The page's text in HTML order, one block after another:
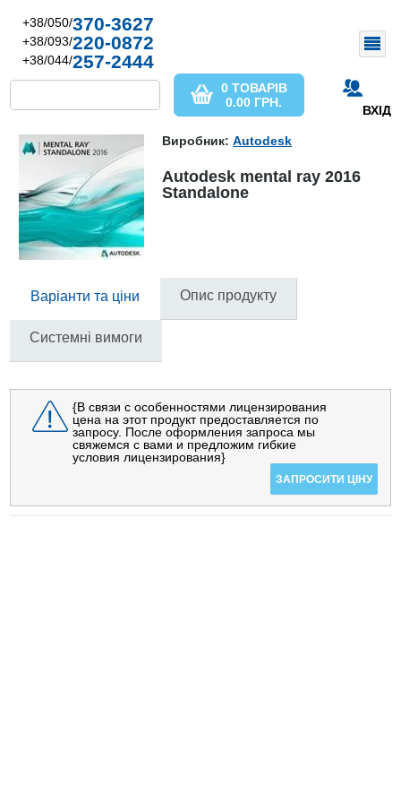
+38/050/370-3627
+38/093/220-0872
+38/044/257-2444
ВХІД
0 ТОВАРІВ
0.00 ГРН.
Виробник:Autodesk
Autodesk mental ray 2016
Standalone
Варіанти та ціни Опис продукту
Системні вимоги
{В связи с особенностями лицензирования
цена на этот продукт предоставляется по
запросу. После оформления запроса мы
свяжемся с вами и предложим гибкие
условия лицензирования}
ЗАПРОСИТИ ЦІНУ